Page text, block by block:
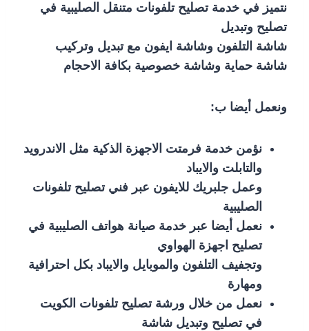
نتميز في خدمة تصليح تلفونات متنقل الصليبية في
تصليح وتبديل
شاشة التلفون وشاشة ايفون مع تبديل وتركيب
شاشة حماية وشاشة خصوصية بكافة الاحجام
ونعمل أيضا ب:
نؤمن خدمة فرمتت الاجهزة الذكية مثل الاندرويد
والتابلت والايباد
وعمل جلبريك للايفون عبر فني تصليح تلفونات
الصليبية
نعمل أيضا عبر خدمة صيانة هواتف الصليبية في
تصليح اجهزة الهواوي
وتجفيف التلفون والموبايل والايباد بكل احترافية
ومهارة
نعمل من خلال ورشة تصليح تلفونات الكويت
في تصليح وتبديل شاشة